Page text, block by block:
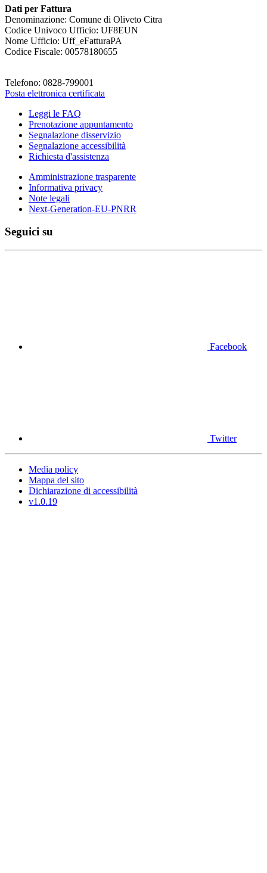
Dati per Fattura
Denominazione: Comune di Oliveto Citra
Codice Univoco Ufficio: UF8EUN
Nome Ufficio: Uff_eFatturaPA
Codice Fiscale: 00578180655
Telefono: 0828-799001
Posta elettronica certificata
Leggi le FAQ
Prenotazione appuntamento
Segnalazione disservizio
Segnalazione accessibilità
Richiesta d'assistenza
Amministrazione trasparente
Informativa privacy
Note legali
Next-Generation-EU-PNRR
Seguici su
Facebook
Twitter
Media policy
Mappa del sito
Dichiarazione di accessibilità
v1.0.19